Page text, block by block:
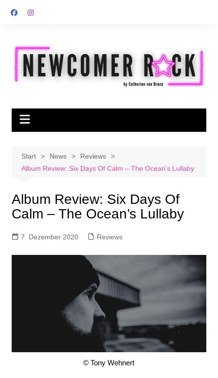
Inhalt
Start News
Reviews
Album Review: Six Days Of Calm – The Ocean’s Lullaby
Album Review: Six Days Of
Calm – The Ocean’s Lullaby
7. Dezember 2020 Reviews
© Tony Wehnert